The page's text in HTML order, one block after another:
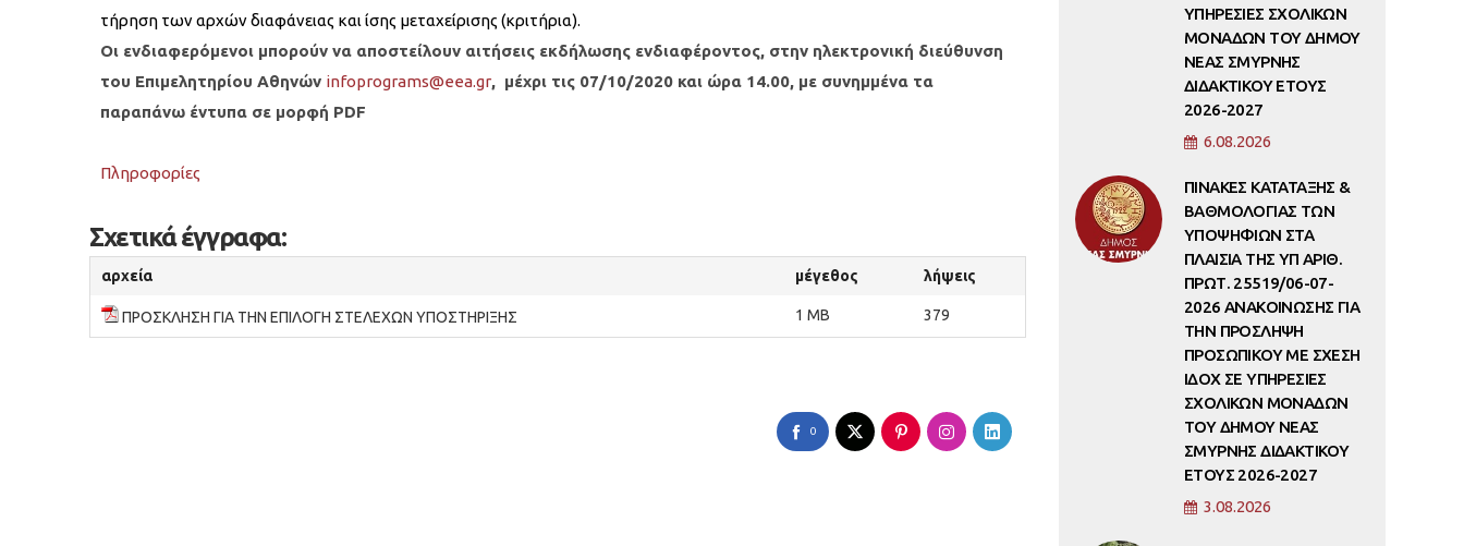
τήρηση των αρχών διαφάνειας και ίσης μεταχείρισης (κριτήρια).
Οι ενδιαφερόμενοι μπορούν να αποστείλουν αιτήσεις εκδήλωσης ενδιαφέροντος, στην ηλεκτρονική διεύθυνση
του Επιμελητηρίου Αθηνών infoprograms@eea.gr, μέχρι τις 07/10/2020 και ώρα 14.00, με συνημμένα τα
παραπάνω έντυπα σε μορφή PDF
Πληροφορίες
Σχετικά έγγραφα:
αρχεία μέγεθος λήψεις
ΠΡΟΣΚΛΗΣΗ ΓΙΑ ΤΗΝ ΕΠΙΛΟΓΗ ΣΤΕΛΕΧΩΝ ΥΠΟΣΤΗΡΙΞΗΣ 1 MB 379
0
ΥΠΗΡΕΣΙΕΣ ΣΧΟΛΙΚΩΝ
ΜΟΝΑΔΩΝ ΤΟΥ ΔΗΜΟΥ
ΝΕΑΣ ΣΜΥΡΝΗΣ
ΔΙΔΑΚΤΙΚΟΥ ΕΤΟΥΣ
2026-2027
6.08.2026
ΠΙΝΑΚΕΣ ΚΑΤΑΤΑΞΗΣ &
ΒΑΘΜΟΛΟΓΙΑΣ ΤΩΝ
ΥΠΟΨΗΦΙΩΝ ΣΤΑ
ΠΛΑΙΣΙΑ ΤΗΣ ΥΠ ΑΡΙΘ.
ΠΡΩΤ. 25519/06-07-
2026 ΑΝΑΚΟΙΝΩΣΗΣ ΓΙΑ
ΤΗΝ ΠΡΟΣΛΗΨΗ
ΠΡΟΣΩΠΙΚΟΥ ΜΕ ΣΧΕΣΗ
ΙΔΟΧ ΣΕ ΥΠΗΡΕΣΙΕΣ
ΣΧΟΛΙΚΩΝ ΜΟΝΑΔΩΝ
ΤΟΥ ΔΗΜΟΥ ΝΕΑΣ
ΣΜΥΡΝΗΣ ΔΙΔΑΚΤΙΚΟΥ
ΕΤΟΥΣ 2026-2027
3.08.2026